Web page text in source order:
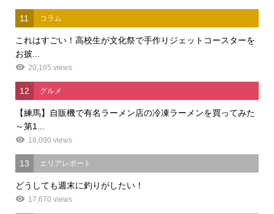
11 コラム
これはすごい！高校生が文化祭で手作りジェットコースターを
お披...
20,165 views
12 グルメ
【練馬】自販機で有名ラーメン店の冷凍ラーメンを買ってみた
～第1...
18,090 views
13 エリアレポート
どうしても週末に釣りがしたい！
17,670 views